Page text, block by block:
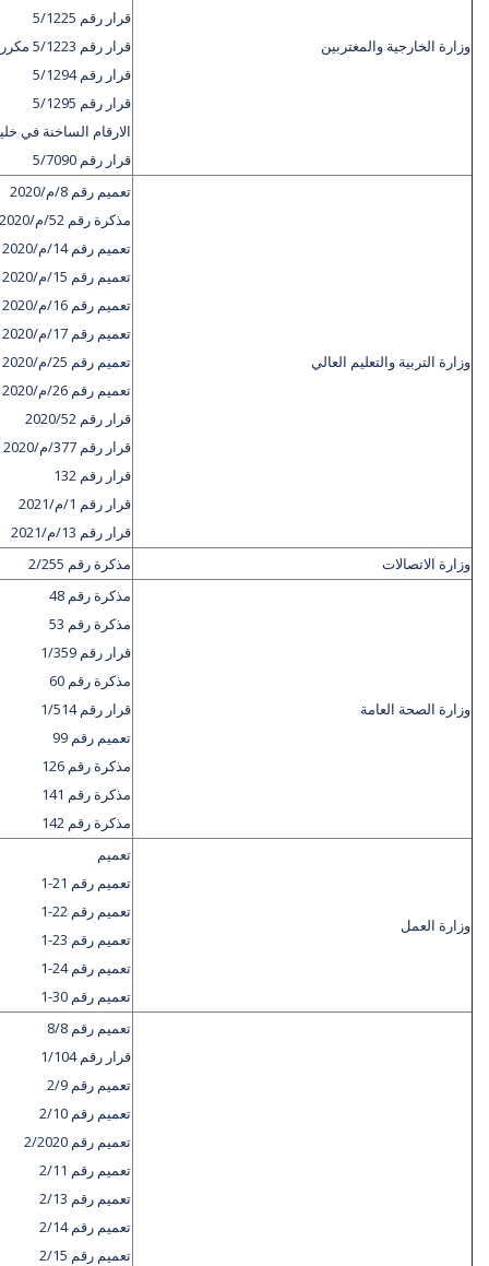
وزارة الخارجية والمغتربين
قرار رقم 5/1225
قرار رقم 5/1223 مكرر
قرار رقم 5/1294
قرار رقم 5/1295
الارقام الساخنة في
قرار رقم 5/7090
وزارة التربية والتعليم العالي
تعميم رقم 8/م/2020
مذكرة رقم 52/م/2020
تعميم رقم 14/م/2020
تعميم رقم 15/م/2020
تعميم رقم 16/م/2020
تعميم رقم 17/م/2020
تعميم رقم 25/م/2020
تعميم رقم 26/م/2020
قرار رقم 2020/52
قرار رقم 377/م/2020
قرار رقم 132
قرار رقم 1/م/2021
قرار رقم 13/م/2021
وزارة الاتصالات
مذكرة رقم 2/255
وزارة الصحة العامة
مذكرة رقم 48
مذكرة رقم 53
قرار رقم 1/359
مذكرة رقم 60
قرار رقم 1/514
تعميم رقم 99
مذكرة رقم 126
مذكرة رقم 141
مذكرة رقم 142
وزارة العمل
تعميم
تعميم رقم 21-1
تعميم رقم 22-1
تعميم رقم 23-1
تعميم رقم 24-1
تعميم رقم 30-1
تعميم رقم 8/8
قرار رقم 1/104
تعميم رقم 2/9
تعميم رقم 2/10
تعميم رقم 2/2020
تعميم رقم 2/11
تعميم رقم 2/13
تعميم رقم 2/14
تعميم رقم 2/15